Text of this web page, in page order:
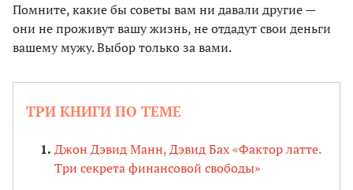
Помните, какие бы советы вам ни давали другие —
они не проживут вашу жизнь, не отдадут свои деньги
вашему мужу. Выбор только за вами.
ТРИ КНИГИ ПО ТЕМЕ
Джон Дэвид Манн, Дэвид Бах «Фактор латте.
Три секрета финансовой свободы»